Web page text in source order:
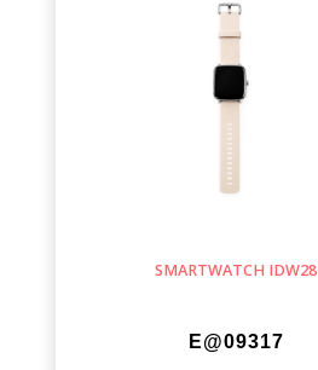
SMARTWATCH IDW28
E@09317